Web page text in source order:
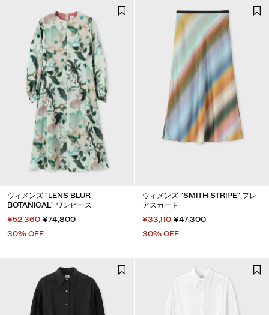
ウィメンズ "LENS BLUR
BOTANICAL" ワンピース
¥52,360 ¥74,800
30% OFF
ウィメンズ "SMITH STRIPE" フレ
アスカート
¥33,110 ¥47,300
30% OFF